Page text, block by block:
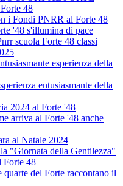
48
i Fondi PNRR al Forte 48
'48 s'illumina di pace
scuola Forte 48 classi
esperienza della
entusiasmante della
2024 al Forte '48
arriva al Forte '48 anche
al Natale 2024
"Giornata della Gentilezza"
Forte 48
quarte del Forte raccontano il